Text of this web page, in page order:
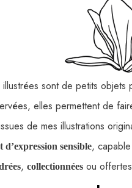
sont de petits objets
elles permettent de
de mes illustrations
d’expression sensible,
, collectionnées ou